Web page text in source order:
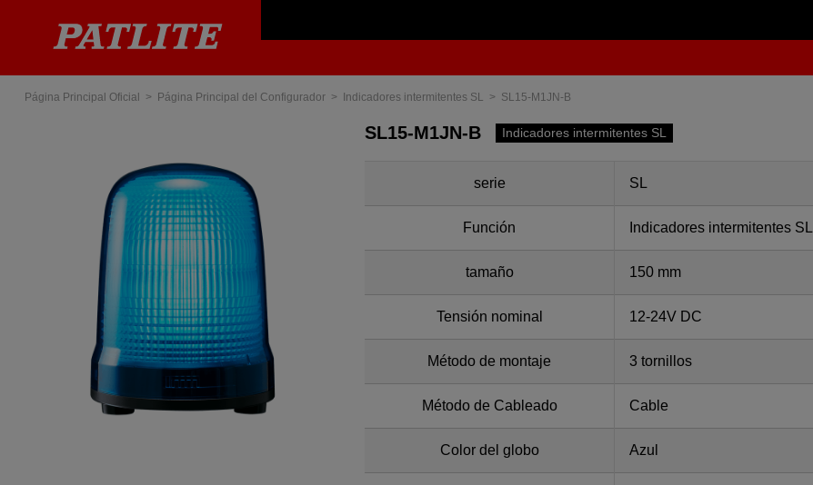
Página Principal Oficial Página Principal del Configurador Indicadores intermitentes SL SL15-M1JN-B
SL15-M1JN-B Indicadores intermitentes SL
serie SL
Función Indicadores intermitentes SL
tamaño 150 mm
Tensión nominal 12-24V DC
Método de montaje 3 tornillos
Método de Cableado Cable
Color del globo Azul